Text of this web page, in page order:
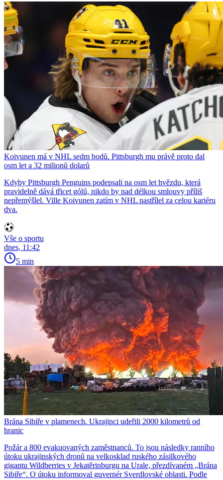
Koivunen má v NHL sedm bodů. Pittsburgh mu právě proto dal
osm let a 32 milionů dolarů
Kdyby Pittsburgh Penguins podepsali na osm let hvězdu, která
pravidelně dává třicet gólů, nikdo by nad délkou smlouvy příliš
nepřemýšlel. Ville Koivunen zatím v NHL nastřílel za celou kariéru
dva.
Vše o sportu
dnes, 11:42
5 min
Brána Sibiře v plamenech. Ukrajinci udeřili 2000 kilometrů od
hranic
Požár a 800 evakuovaných zaměstnanců. To jsou následky ranního
útoku ukrajinských dronů na velkosklad ruského zásilkového
gigantu Wildberries v Jekatěrinburgu na Urale, přezdívaném „Brána
Sibiře“. O útoku informoval guvernér Sverdlovské oblasti. Podle